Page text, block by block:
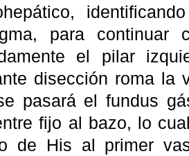
para continuar
el pilar
disección roma la
pasará el fundus
fijo al bazo, lo
de His al primer